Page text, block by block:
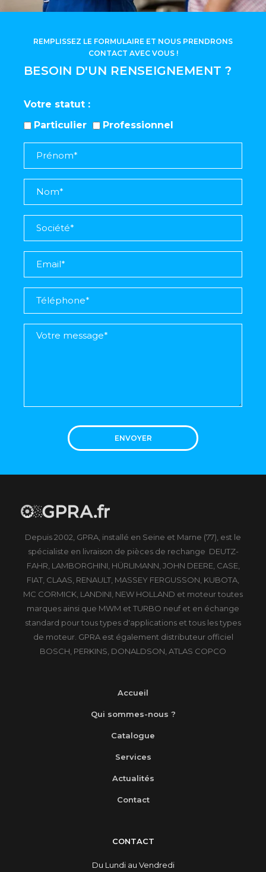
BESOIN D'UN RENSEIGNEMENT ?
REMPLISSEZ LE FORMULAIRE ET NOUS PRENDRONS
CONTACT AVEC VOUS !
Votre statut
Particulier
Professionnel
ENVOYER
Depuis 2002, GPRA, installé en Seine et Marne (77), est le
spécialiste en livraison de pièces de rechange DEUTZ-
FAHR, LAMBORGHINI, HÜRLIMANN, JOHN DEERE, CASE,
FIAT, CLAAS, RENAULT, MASSEY FERGUSSON, KUBOTA,
MC CORMICK, LANDINI, NEW HOLLAND et moteur toutes
marques ainsi que MWM et TURBO neuf et en échange
standard pour tous types d'applications et tous les types
de moteur. GPRA est également distributeur officiel
BOSCH, PERKINS, DONALDSON, ATLAS COPCO
Accueil
Qui sommes-nous ?
Catalogue
Services
Actualités
Contact
CONTACT
Du Lundi au Vendredi